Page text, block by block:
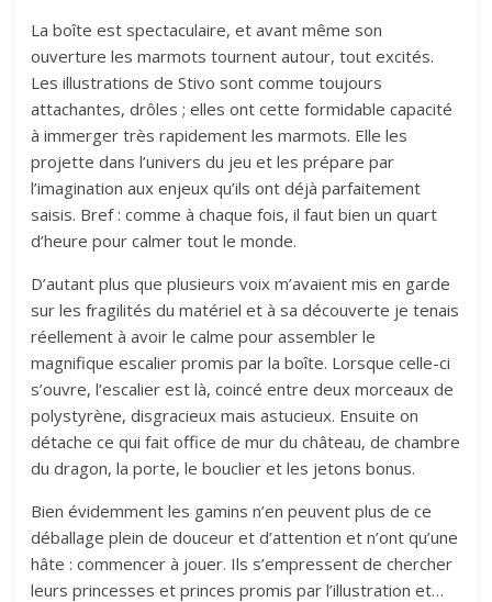
La boîte est spectaculaire, et avant même son
ouverture les marmots tournent autour, tout excités.
Les illustrations de Stivo sont comme toujours
attachantes, drôles ; elles ont cette formidable capacité
à immerger très rapidement les marmots. Elle les
projette dans l’univers du jeu et les prépare par
l’imagination aux enjeux qu’ils ont déjà parfaitement
saisis. Bref : comme à chaque fois, il faut bien un quart
d’heure pour calmer tout le monde.
D’autant plus que plusieurs voix m’avaient mis en garde
sur les fragilités du matériel et à sa découverte je tenais
réellement à avoir le calme pour assembler le
magnifique escalier promis par la boîte. Lorsque celle-ci
s’ouvre, l’escalier est là, coincé entre deux morceaux de
polystyrène, disgracieux mais astucieux. Ensuite on
détache ce qui fait office de mur du château, de chambre
du dragon, la porte, le bouclier et les jetons bonus.
Bien évidemment les gamins n’en peuvent plus de ce
déballage plein de douceur et d’attention et n’ont qu’une
hâte : commencer à jouer. Ils s’empressent de chercher
leurs princesses et princes promis par l’illustration et…